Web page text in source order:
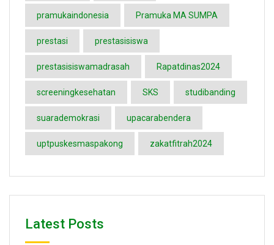
pramukaindonesia Pramuka MA SUMPA
prestasi prestasisiswa
prestasisiswamadrasah Rapatdinas2024
screeningkesehatan SKS studibanding
suarademokrasi upacarabendera
uptpuskesmaspakong zakatfitrah2024
Latest Posts